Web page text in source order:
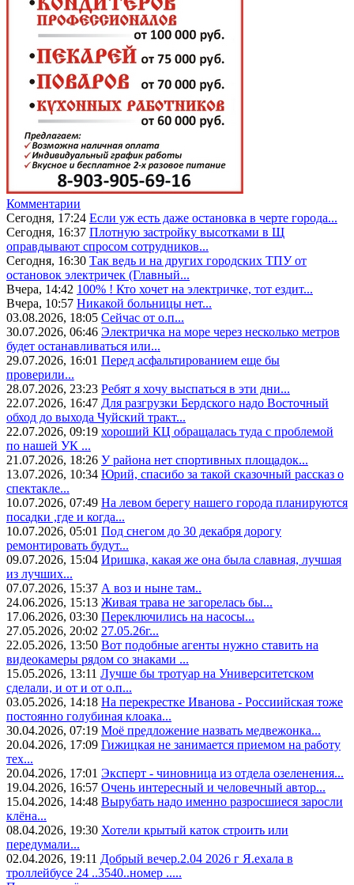
Комментарии
Сегодня, 17:24 Если уж есть даже остановка в черте города...
Сегодня, 16:37 Плотную застройку высотками в Щ
оправдывают спросом сотрудников...
Сегодня, 16:30 Так ведь и на других городских ТПУ от
остановок электричек (Главный...
Вчера, 14:42 100% ! Кто хочет на электричке, тот ездит...
Вчера, 10:57 Никакой больницы нет...
03.08.2026, 18:05 Сейчас от о.п...
30.07.2026, 06:46 Электричка на море через несколько метров
будет останавливаться или...
29.07.2026, 16:01 Перед асфальтированием еще бы
проверили...
28.07.2026, 23:23 Ребят я хочу выспаться в эти дни...
22.07.2026, 16:47 Для разгрузки Бердского надо Восточный
обход до выхода Чуйский тракт...
22.07.2026, 09:19 хороший КЦ обращалась туда с проблемой
по нашей УК ...
21.07.2026, 18:26 У района нет спортивных площадок...
13.07.2026, 10:34 Юрий, спасибо за такой сказочный рассказ о
спектакле...
10.07.2026, 07:49 На левом берегу нашего города планируются
посадки ,где и когда...
10.07.2026, 05:01 Под снегом до 30 декабря дорогу
ремонтировать будут...
09.07.2026, 15:04 Иришка, какая же она была славная, лучшая
из лучших...
07.07.2026, 15:37 А воз и ныне там..
24.06.2026, 15:13 Живая трава не загорелась бы...
17.06.2026, 03:30 Переключились на насосы...
27.05.2026, 20:02 27.05.26г...
22.05.2026, 13:50 Вот подобные агенты нужно ставить на
видеокамеры рядом со знаками ...
15.05.2026, 13:11 Лучше бы тротуар на Университетском
сделали, и от и от о.п...
03.05.2026, 14:18 На перекрестке Иванова - Россиийская тоже
постоянно голубиная клоака...
30.04.2026, 07:19 Моё предложение назвать медвежонка...
20.04.2026, 17:09 Гижицкая не занимается приемом на работу
тех...
20.04.2026, 17:01 Эксперт - чиновница из отдела озеленения...
19.04.2026, 16:57 Очень интересный и человечный автор...
15.04.2026, 14:48 Вырубать надо именно разросшиеся заросли
клёна...
08.04.2026, 19:30 Хотели крытый каток строить или
передумали...
02.04.2026, 19:11 Добрый вечер.2.04 2026 г Я.ехала в
троллейбусе 24 ..3540..номер .....